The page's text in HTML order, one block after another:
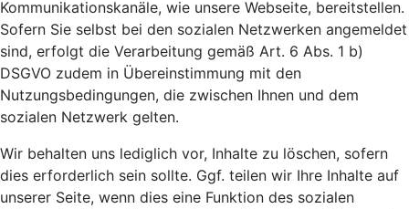
Kommunikationskanäle, wie unsere Webseite, bereitstellen.
Sofern Sie selbst bei den sozialen Netzwerken angemeldet
sind, erfolgt die Verarbeitung gemäß Art. 6 Abs. 1 b)
DSGVO zudem in Übereinstimmung mit den
Nutzungsbedingungen, die zwischen Ihnen und dem
sozialen Netzwerk gelten.
Wir behalten uns lediglich vor, Inhalte zu löschen, sofern
dies erforderlich sein sollte. Ggf. teilen wir Ihre Inhalte auf
unserer Seite, wenn dies eine Funktion des sozialen